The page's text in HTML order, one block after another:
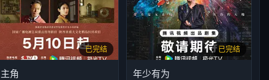
已完结
主角
已完结
年少有为